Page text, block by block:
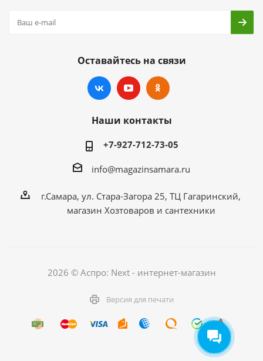
Оставайтесь на связи
Наши контакты
+7-927-712-73-05
info@magazinsamara.ru
г.Самара, ул. Стара-Загора 25, ТЦ Гагаринский,
магазин Хозтоваров и сантехники
2026 © Аспро: Next - интернет-магазин
Версия для печати